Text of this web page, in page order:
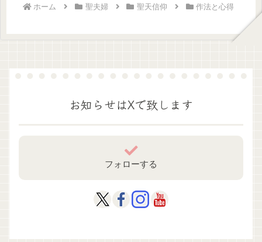
ホーム 聖夫婦 聖天信仰 作法と心得
お知らせはXで致します
フォローする